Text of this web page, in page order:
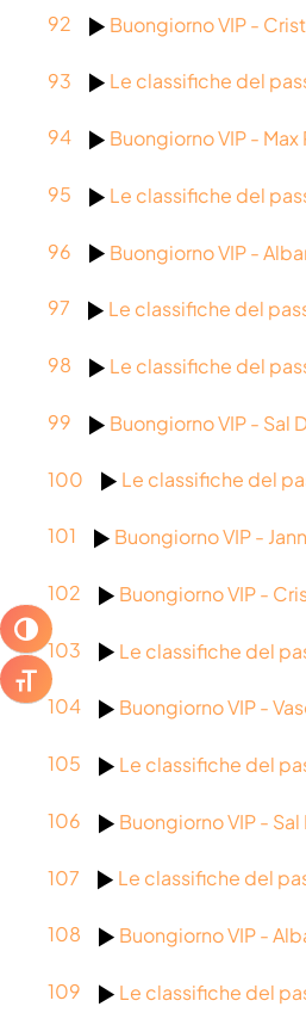
ATTIVA/DISATTIVA ALTO
ATTIVA/DISATTIVA DIMENSIONE
92
93
94
95
96
97
98
99
100
101
102
103
104
105
106
107
108
109